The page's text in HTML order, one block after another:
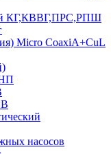
КГ,КВВГ,ПРС,РПШ
Micro CoaxiA+CuL
насосов